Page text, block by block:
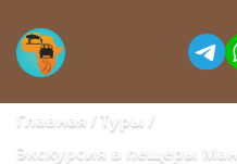
Главная
Туры
Экскурсия в пещеры